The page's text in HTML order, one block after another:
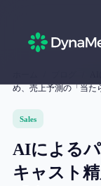
め、売上予測の「当た
Sales
AIによる
キャスト